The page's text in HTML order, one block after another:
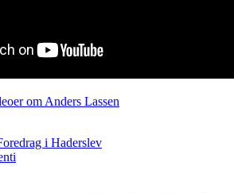
om Anders Lassen